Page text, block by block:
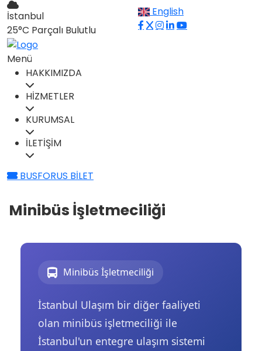
İstanbul
25°C Parçalı Bulutlu
English
Menü
HAKKIMIZDA
HİZMETLER
KURUMSAL
İLETİŞİM
BUSFORUS BİLET
Minibüs İşletmeciliği
Minibüs İşletmeciliği
İstanbul Ulaşım bir diğer faaliyeti
olan minibüs işletmeciliği ile
İstanbul'un entegre ulaşım sistemi